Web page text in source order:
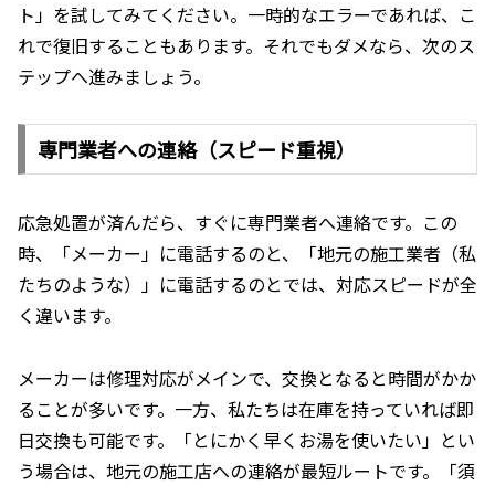
ト」を試してみてください。一時的なエラーであれば、こ
れで復旧することもあります。それでもダメなら、次のス
テップへ進みましょう。
専門業者への連絡（スピード重視）
応急処置が済んだら、すぐに専門業者へ連絡です。この
時、「メーカー」に電話するのと、「地元の施工業者（私
たちのような）」に電話するのとでは、対応スピードが全
く違います。
メーカーは修理対応がメインで、交換となると時間がかか
ることが多いです。一方、私たちは在庫を持っていれば即
日交換も可能です。「とにかく早くお湯を使いたい」とい
う場合は、地元の施工店への連絡が最短ルートです。「須